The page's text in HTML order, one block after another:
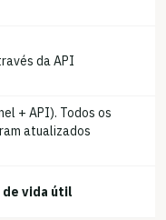
da API
+ API). Todos os
atualizados
de vida útil